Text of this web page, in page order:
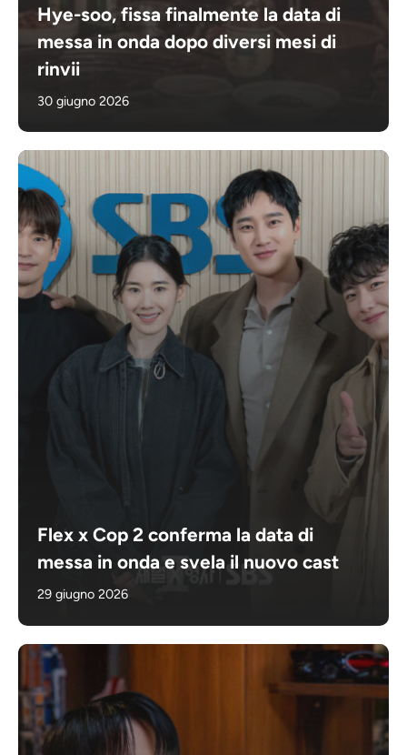
Hye-soo, fissa finalmente la data di
messa in onda dopo diversi mesi di
rinvii
30 giugno 2026
Flex x Cop 2 conferma la data di
messa in onda e svela il nuovo cast
29 giugno 2026